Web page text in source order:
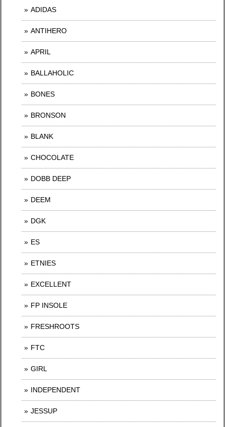
ADIDAS
ANTIHERO
APRIL
BALLAHOLIC
BONES
BRONSON
BLANK
CHOCOLATE
DOBB DEEP
DEEM
DGK
ES
ETNIES
EXCELLENT
FP INSOLE
FRESHROOTS
FTC
GIRL
INDEPENDENT
JESSUP